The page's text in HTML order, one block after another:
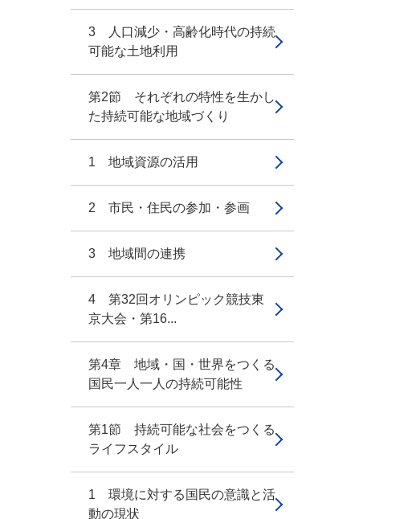
3 人口減少・高齢化時代の持続
可能な土地利用
第2節 それぞれの特性を生かし
た持続可能な地域づくり
1 地域資源の活用
2 市民・住民の参加・参画
3 地域間の連携
4 第32回オリンピック競技東
京大会・第16...
第4章 地域・国・世界をつくる
国民一人一人の持続可能性
第1節 持続可能な社会をつくる
ライフスタイル
1 環境に対する国民の意識と活
動の現状